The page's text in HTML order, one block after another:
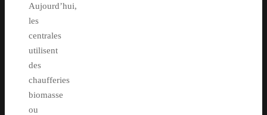
Aujourd’hui,
les
centrales
utilisent
des
chaufferies
biomasse
ou